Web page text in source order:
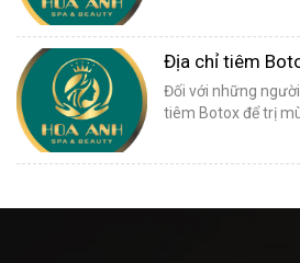
Địa chỉ tiêm
Đối với những
tiêm Botox để trị